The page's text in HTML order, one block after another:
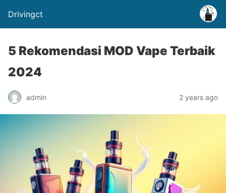
Drivingct
5 Rekomendasi MOD Vape Terbaik
2024
admin 2 years ago